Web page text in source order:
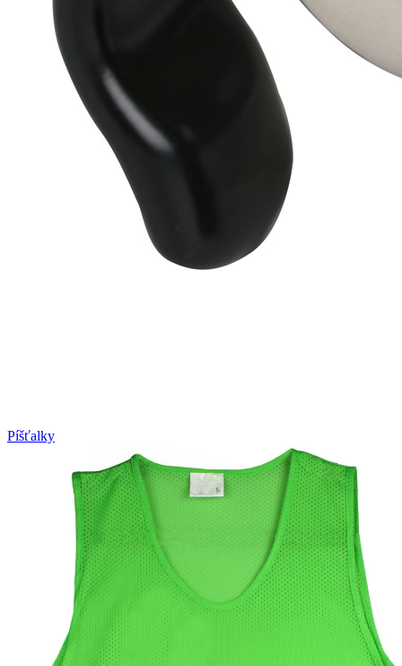
Píšťalky